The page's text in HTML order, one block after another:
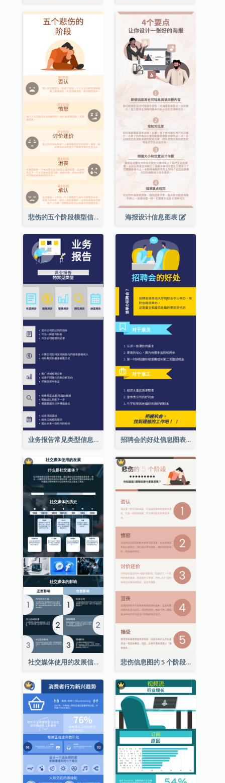
悲伤的五个阶段模型信息图表 海报设计信息图表
业务报告常见类型信息图表 招聘会的好处信息图表
社交媒体使用的发展信息图表 悲伤信息图的 5 个阶段（附解释）